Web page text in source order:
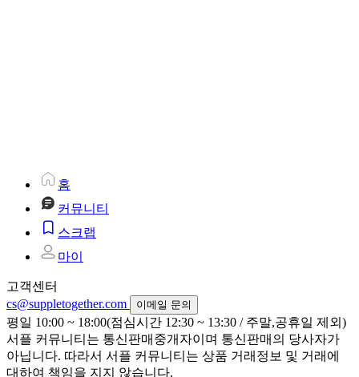
홈
커뮤니티
스크랩
마이
고객센터
cs@suppletogether.com
이메일 문의
평일 10:00 ~ 18:00(점심시간 12:30 ~ 13:30 / 주말,공휴일 제외)
서플 커뮤니티는 통신판매중개자이며 통신판매의 당사자가
아닙니다. 따라서 서플 커뮤니티는 상품 거래정보 및 거래에
대하여 책임을 지지 않습니다.